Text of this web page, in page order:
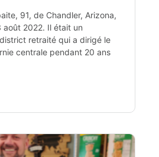
91, de Chandler, Arizona,
2022. Il était un
retraité qui a dirigé le
centrale pendant 20 ans